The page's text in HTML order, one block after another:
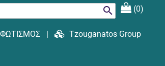
(0)
search
ΦΩΤΙΣΜΟΣ | Tzouganatos Group